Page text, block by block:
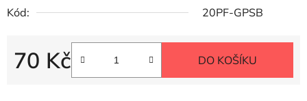
Kód:
20PF-GPSB
70 Kč
Měrná cena:
DO KOŠÍKU